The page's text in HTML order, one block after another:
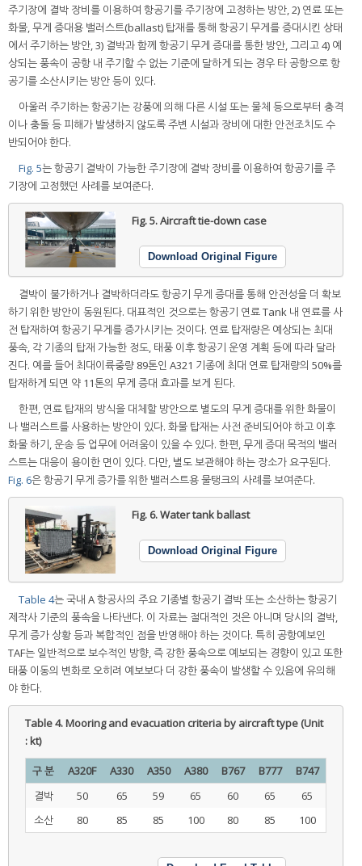
주기장에 결박 장비를 이용하여 항공기를 주기장에 고정하는 방안, 2) 연료 또는
화물, 무게 증대용 밸러스트(ballast) 탑재를 통해 항공기 무게를 증대시킨 상태
에서 주기하는 방안, 3) 결박과 함께 항공기 무게 증대를 통한 방안, 그리고 4) 예
상되는 풍속이 공항 내 주기할 수 없는 기준에 달하게 되는 경우 타 공항으로 항
공기를 소산시키는 방안 등이 있다.
아울러 주기하는 항공기는 강풍에 의해 다른 시설 또는 물체 등으로부터 충격
이나 충돌 등 피해가 발생하지 않도록 주변 시설과 장비에 대한 안전조치도 수
반되어야 한다.
Fig. 5는 항공기 결박이 가능한 주기장에 결박 장비를 이용하여 항공기를 주
기장에 고정했던 사례를 보여준다.
Fig. 5.Aircraft tie-down case
Download Original Figure
결박이 불가하거나 결박하더라도 항공기 무게 증대를 통해 안전성을 더 확보
하기 위한 방안이 동원된다. 대표적인 것으로는 항공기 연료 Tank 내 연료를 사
전 탑재하여 항공기 무게를 증가시키는 것이다. 연료 탑재량은 예상되는 최대
풍속, 각 기종의 탑재 가능한 정도, 태풍 이후 항공기 운영 계획 등에 따라 달라
진다. 예를 들어 최대이륙중량 89톤인 A321 기종에 최대 연료 탑재량의 50%를
탑재하게 되면 약 11톤의 무게 증대 효과를 보게 된다.
한편, 연료 탑재의 방식을 대체할 방안으로 별도의 무게 증대를 위한 화물이
나 밸러스트를 사용하는 방안이 있다. 화물 탑재는 사전 준비되어야 하고 이후
화물 하기, 운송 등 업무에 어려움이 있을 수 있다. 한편, 무게 증대 목적의 밸러
스트는 대응이 용이한 면이 있다. 다만, 별도 보관해야 하는 장소가 요구된다.
Fig. 6은 항공기 무게 증가를 위한 밸러스트용 물탱크의 사례를 보여준다.
Fig. 6.Water tank ballast
Download Original Figure
Table 4는 국내 A 항공사의 주요 기종별 항공기 결박 또는 소산하는 항공기
제작사 기준의 풍속을 나타낸다. 이 자료는 절대적인 것은 아니며 당시의 결박,
무게 증가 상황 등과 복합적인 점을 반영해야 하는 것이다. 특히 공항예보인
TAF는 일반적으로 보수적인 방향, 즉 강한 풍속으로 예보되는 경향이 있고 또한
태풍 이동의 변화로 오히려 예보보다 더 강한 풍속이 발생할 수 있음에 유의해
야 한다.
Table 4.Mooring and evacuation criteria by aircraft type (Unit
: kt)
구 분 A320F A330 A350 A380 B767 B777
B747
결박
50 65 59 65 60 65
65
소산
80 85 85 100 80 85 100